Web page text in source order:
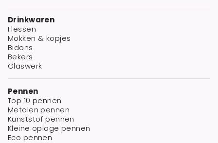
Drinkwaren
Flessen
Mokken & kopjes
Bidons
Bekers
Glaswerk
Pennen
Top 10 pennen
Metalen pennen
Kunststof pennen
Kleine oplage pennen
Eco pennen